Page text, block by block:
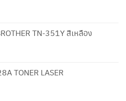
TN-351Y สีเหลือง
TONER LASER